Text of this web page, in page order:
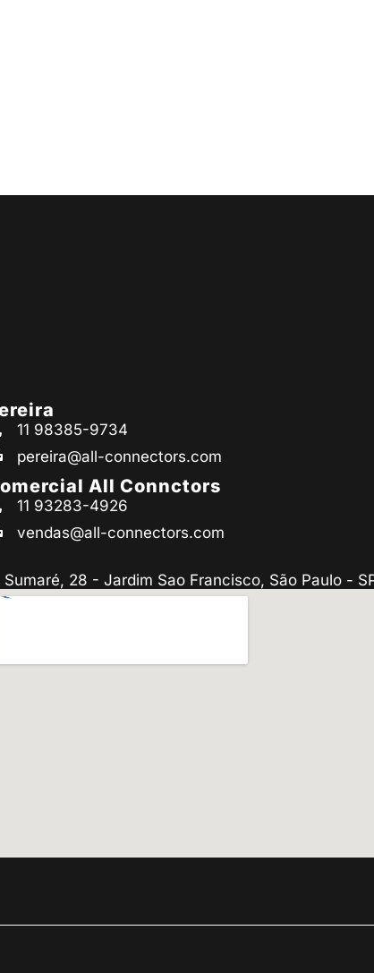
11 98385-9734
pereira@all-connectors.com
All Connctors
11 93283-4926
vendas@all-connectors.com
Sumaré, 28 - Jardim Sao Francisco, São Paulo -